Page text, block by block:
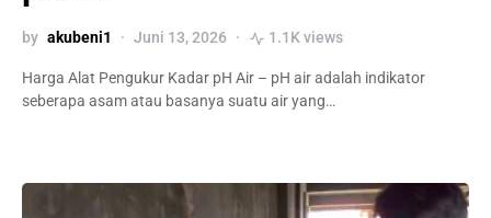
by akubeni1 Juni 13, 2026 1.1K views
Harga Alat Pengukur Kadar pH Air – pH air adalah indikator
seberapa asam atau basanya suatu air yang…